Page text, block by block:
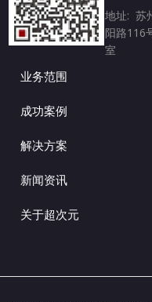
地址: 苏
阳路116
室
业务范围
成功案例
解决方案
新闻资讯
关于超次元